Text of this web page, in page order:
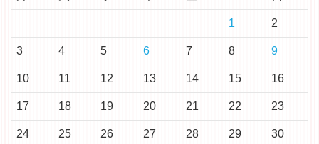
1 2
3 4 5 6 7 8 9
10 11 12 13 14 15 16
17 18 19 20 21 22 23
24 25 26 27 28 29 30